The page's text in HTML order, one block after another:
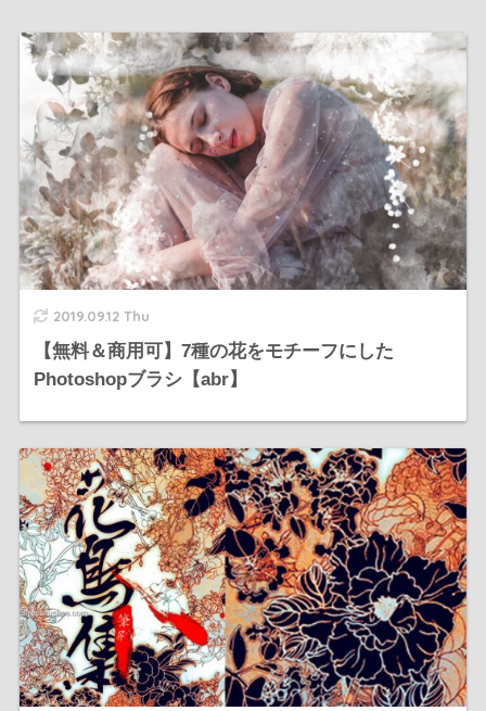
2019.09.12 Thu
【無料＆商用可】7種の花をモチーフにした
Photoshopブラシ【abr】